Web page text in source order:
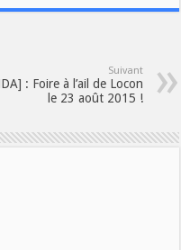
Suivant
: Foire à l’ail de Locon
le 23 août 2015 !